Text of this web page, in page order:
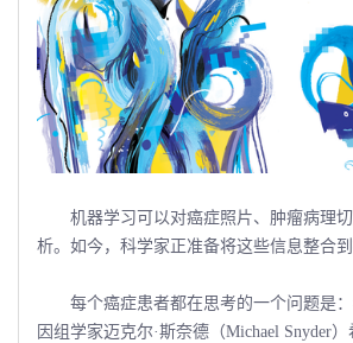
机器学习可以对癌症照片、肿瘤病理切
析。如今，科学家正准备将这些信息整合到
每个癌症患者都在思考的一个问题是：
因组学家迈克尔·斯奈德（Michael Snyder